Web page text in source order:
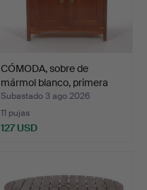
CÓMODA, sobre de
mármol blanco, primera
mi…
Subastado 3 ago 2026
11 pujas
127 USD